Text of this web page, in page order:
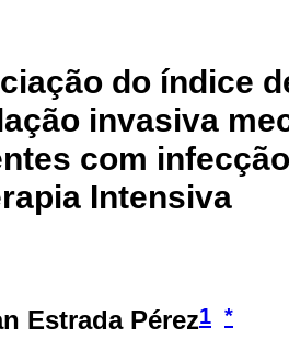
do índice
invasiva
com
Intensiva
Estrada Pérez1 *